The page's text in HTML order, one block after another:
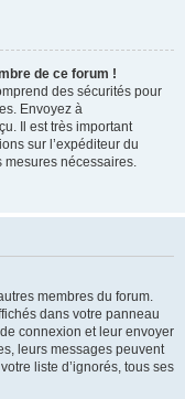
de ce forum !
des sécurités pour
Envoyez à
Il est très important
sur l’expéditeur du
mesures nécessaires.
membres du forum.
dans votre panneau
connexion et leur envoyer
leurs messages peuvent
liste d’ignorés, tous ses